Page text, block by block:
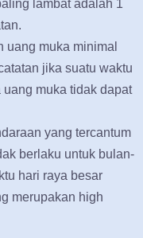
lambat adalah 1
uang muka minimal
jika suatu waktu
muka tidak dapat
yang tercantum
berlaku untuk bulan-
hari raya besar
merupakan high